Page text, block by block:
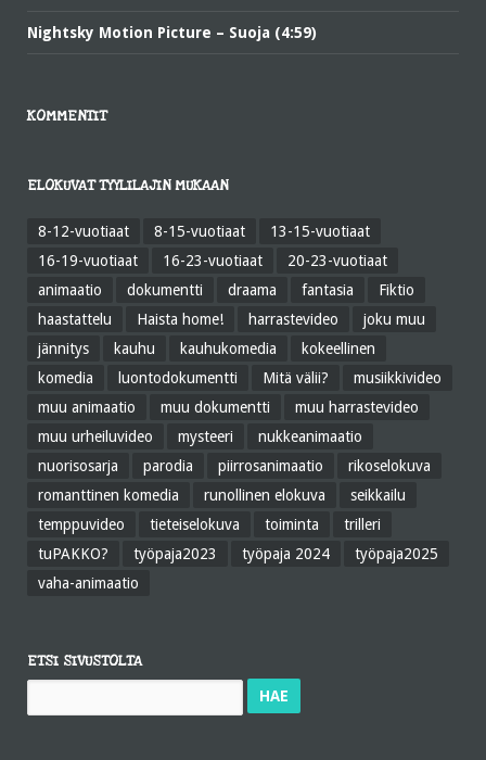
Nightsky Motion Picture – Suoja (4:59)
KOMMENTIT
ELOKUVAT TYYLILAJIN MUKAAN
8-12-vuotiaat 8-15-vuotiaat
13-15-vuotiaat
16-19-vuotiaat
16-23-vuotiaat
20-23-vuotiaat
animaatio
dokumentti draama fantasia
Fiktio
haastattelu
Haista home! harrastevideo
joku muu
jännitys
kauhu kauhukomedia
kokeellinen
komedia
luontodokumentti Mitä välii?
musiikkivideo
muu animaatio
muu dokumentti
muu harrastevideo
muu urheiluvideo
mysteeri
nukkeanimaatio
nuorisosarja
parodia piirrosanimaatio
rikoselokuva
romanttinen komedia
runollinen elokuva
seikkailu
temppuvideo
tieteiselokuva toiminta
trilleri
tuPAKKO?
työpaja2023 työpaja 2024
työpaja2025
vaha-animaatio
ETSI SIVUSTOLTA